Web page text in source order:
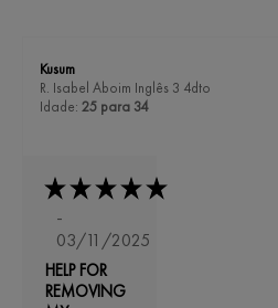
Kusum
R. Isabel Aboim Inglês 3 4dto
Idade: 25 para 34
-
03/11/2025
HELP FOR
REMOVING